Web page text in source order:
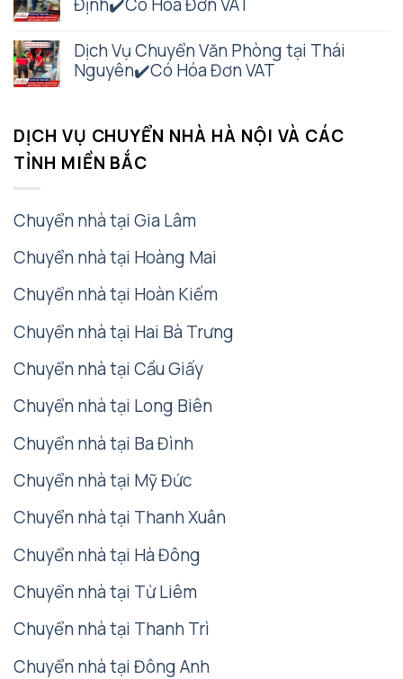
Dịch Vụ Chuyển Văn Phòng tại Thái
Nguyên✔️Có Hóa Đơn VAT
DỊCH VỤ CHUYỂN NHÀ HÀ NỘI VÀ CÁC
TỈNH MIỀN BẮC
Chuyển nhà tại Gia Lâm
Chuyển nhà tại Hoàng Mai
Chuyển nhà tại Hoàn Kiếm
Chuyển nhà tại Hai Bà Trưng
Chuyển nhà tại Cầu Giấy
Chuyển nhà tại Long Biên
Chuyển nhà tại Ba Đình
Chuyển nhà tại Mỹ Đức
Chuyển nhà tại Thanh Xuân
Chuyển nhà tại Hà Đông
Chuyển nhà tại Từ Liêm
Chuyển nhà tại Thanh Trì
Chuyển nhà tại Đông Anh